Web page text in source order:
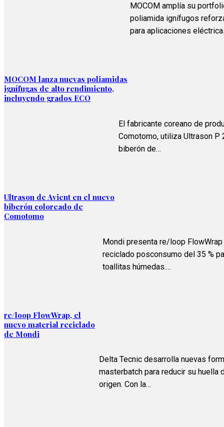
MOCOM lanza nuevas poliamidas
ignífugas de alto rendimiento,
incluyendo grados ECO
MOCOM amplía su
poliamida ignífugos
para aplicaciones
Ultrason de Avient en el nuevo
biberón coloreado de
Comotomo
El fabricante coreano de
Comotomo, utiliza Ultrason P
biberón de…
re/loop FlowWrap, el
nuevo material reciclado
de Mondi
Mondi presenta re/loop
reciclado posconsumo del 35 %
toallitas húmedas.…
Delta Tecnic desarrolla nuevas
masterbatch para reducir su huella
origen. Con la…